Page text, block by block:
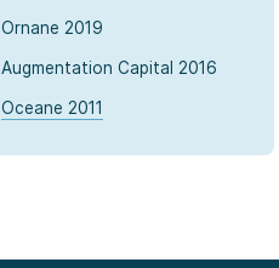
Ornane 2019
Augmentation Capital 2016
Oceane 2011